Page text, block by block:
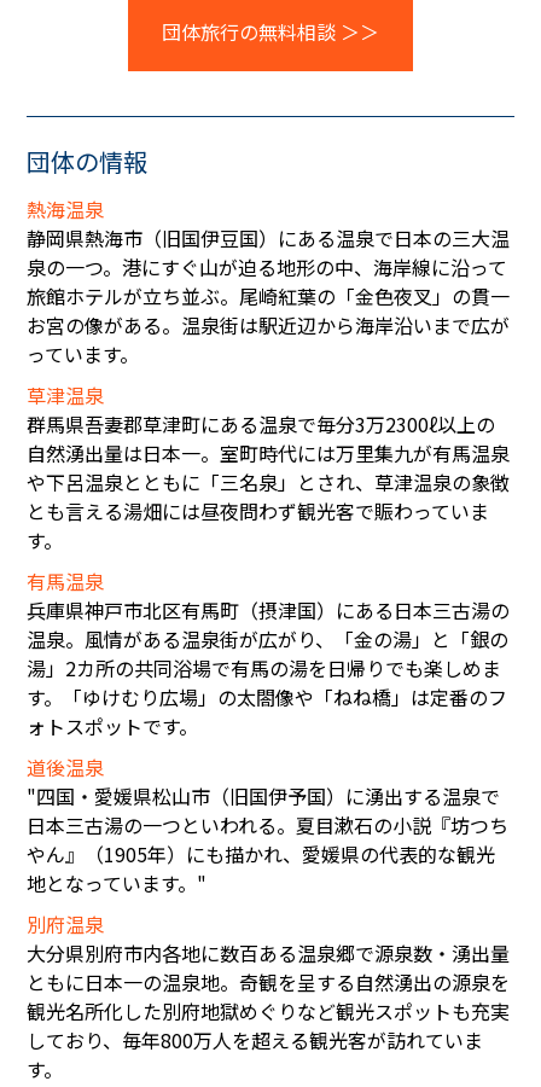
団体旅行の無料相談 ＞＞
団体の情報
熱海温泉
静岡県熱海市（旧国伊豆国）にある温泉で日本の三大温
泉の一つ。港にすぐ山が迫る地形の中、海岸線に沿って
旅館ホテルが立ち並ぶ。尾崎紅葉の「金色夜叉」の貫一
お宮の像がある。温泉街は駅近辺から海岸沿いまで広が
っています。
草津温泉
群馬県吾妻郡草津町にある温泉で毎分3万2300ℓ以上の
自然湧出量は日本一。室町時代には万里集九が有馬温泉
や下呂温泉とともに「三名泉」とされ、草津温泉の象徴
とも言える湯畑には昼夜問わず観光客で賑わっていま
す。
有馬温泉
兵庫県神戸市北区有馬町（摂津国）にある日本三古湯の
温泉。風情がある温泉街が広がり、「金の湯」と「銀の
湯」2カ所の共同浴場で有馬の湯を日帰りでも楽しめま
す。「ゆけむり広場」の太閤像や「ねね橋」は定番のフ
ォトスポットです。
道後温泉
"四国・愛媛県松山市（旧国伊予国）に湧出する温泉で
日本三古湯の一つといわれる。夏目漱石の小説『坊つち
やん』（1905年）にも描かれ、愛媛県の代表的な観光
地となっています。"
別府温泉
大分県別府市内各地に数百ある温泉郷で源泉数・湧出量
ともに日本一の温泉地。奇観を呈する自然湧出の源泉を
観光名所化した別府地獄めぐりなど観光スポットも充実
しており、毎年800万人を超える観光客が訪れていま
す。